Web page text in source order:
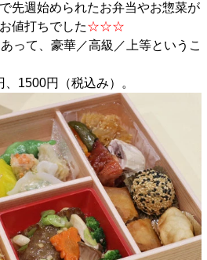
先週始められたお弁当やお惣菜が
値打ちでした☆☆☆
って、豪華／高級／上等というこ
1500円（税込み）。